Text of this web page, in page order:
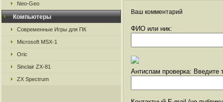
Neo-Geo
Компьютеры
Современные Игры для ПК
Microsoft MSX-1
Oric
Sinclair ZX-81
ZX Spectrum
Ваш комментарий
ФИО или ник:
Антиспам проверка: Введите